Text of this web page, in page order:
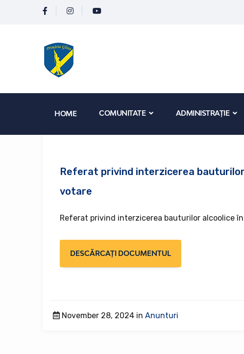
HOME COMUNITATE ADMINISTRAȚIE
Referat privind interzicerea
votare
Referat privind interzicerea bauturilor alcoolice
DESCĂRCAȚI DOCUMENTUL
November 28, 2024 in Anunturi